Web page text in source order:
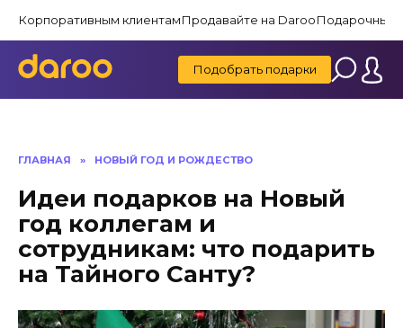
содержанию
Корпоративным клиентамПродавайте на DarooПодарочные
Подобрать подарки
ГЛАВНАЯ » НОВЫЙ ГОД И РОЖДЕСТВО
Идеи подарков на Новый
год коллегам и
сотрудникам: что подарить
на Тайного Санту?